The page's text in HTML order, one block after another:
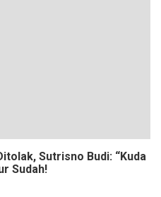
Sutrisno Budi: “Kuda
Sudah!